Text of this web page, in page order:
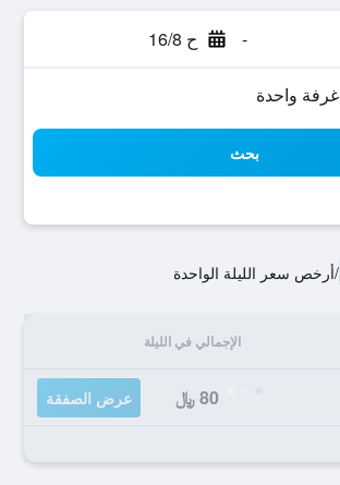
- ح 16/8
بحث
/أرخص سعر الليلة الواحدة
الإجمالي في الليلة
80 ﷼ عرض الصفقة